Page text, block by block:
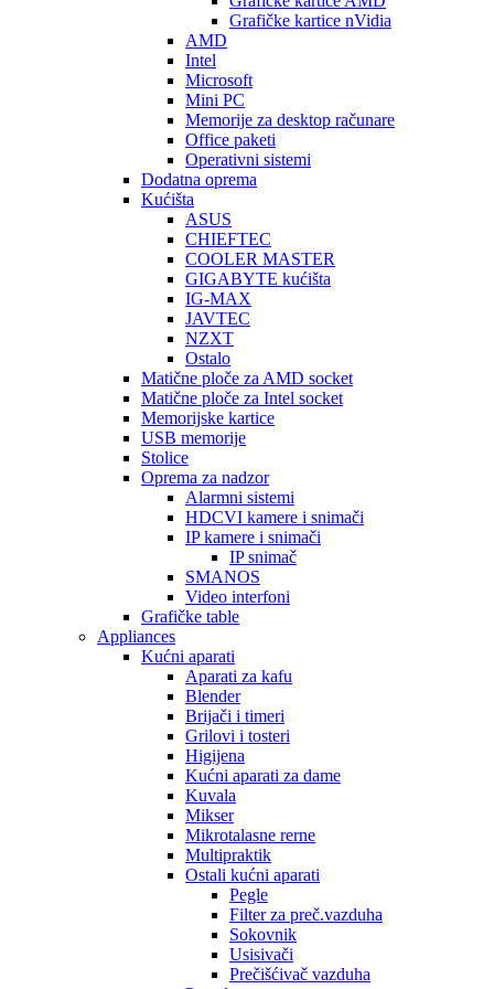
Grafičke kartice nVidia
AMD
Intel
Microsoft
Mini PC
Memorije za desktop računare
Office paketi
Operativni sistemi
Dodatna oprema
Kućišta
ASUS
CHIEFTEC
COOLER MASTER
GIGABYTE kućišta
IG-MAX
JAVTEC
NZXT
Ostalo
Matične ploče za AMD socket
Matične ploče za Intel socket
Memorijske kartice
USB memorije
Stolice
Oprema za nadzor
Alarmni sistemi
HDCVI kamere i snimači
IP kamere i snimači
IP snimač
SMANOS
Video interfoni
Grafičke table
Appliances
Kućni aparati
Aparati za kafu
Blender
Brijači i timeri
Grilovi i tosteri
Higijena
Kućni aparati za dame
Kuvala
Mikser
Mikrotalasne rerne
Multipraktik
Ostali kućni aparati
Pegle
Filter za preč.vazduha
Sokovnik
Usisivači
Prečišćivač vazduha